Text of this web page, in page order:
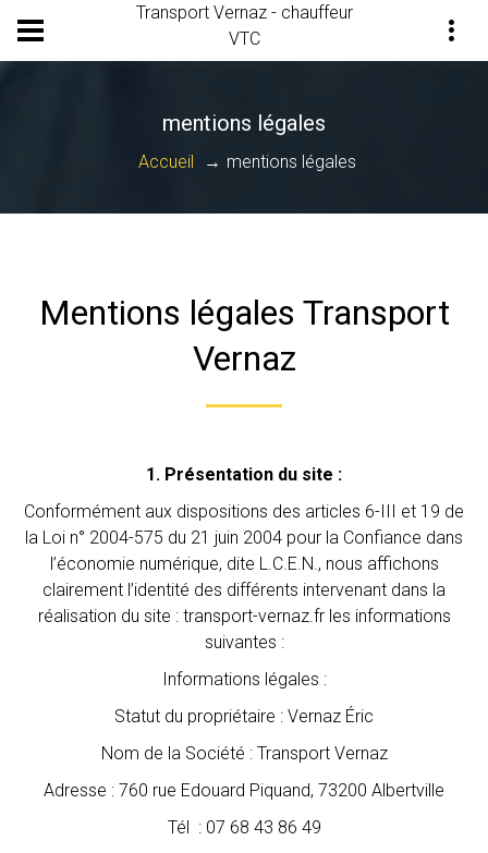
Transport Vernaz - chauffeur
VTC
mentions légales
Accueil mentions légales
Mentions légales Transport
Vernaz
1. Présentation du site :
Conformément aux dispositions des articles 6-III et 19 de
la Loi n° 2004-575 du 21 juin 2004 pour la Confiance dans
l’économie numérique, dite L.C.E.N., nous affichons
clairement l’identité des différents intervenant dans la
réalisation du site : transport-vernaz.fr les informations
suivantes :
Informations légales :
Statut du propriétaire : Vernaz Éric
Nom de la Société : Transport Vernaz
Adresse : 760 rue Edouard Piquand, 73200 Albertville
Tél : 07 68 43 86 49